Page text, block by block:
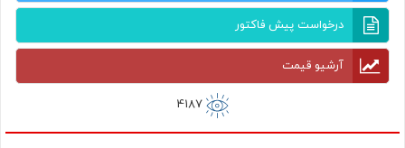
درخواست پیش فاکتور
آرشیو قیمت
4187